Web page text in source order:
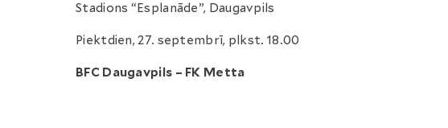
Stadions “Esplanāde”, Daugavpils
Piektdien, 27. septembrī, plkst. 18.00
BFC Daugavpils – FK Metta